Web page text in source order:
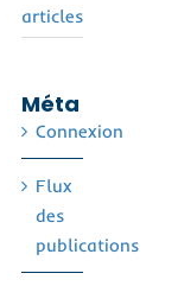
articles
Méta
Connexion
Flux
des
publications